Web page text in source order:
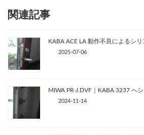
関連記事
KABA ACE LA 動作不良によるシ
2025-07-06
MIWA PR-J.DVF｜KABA 3237 へ
2024-11-14